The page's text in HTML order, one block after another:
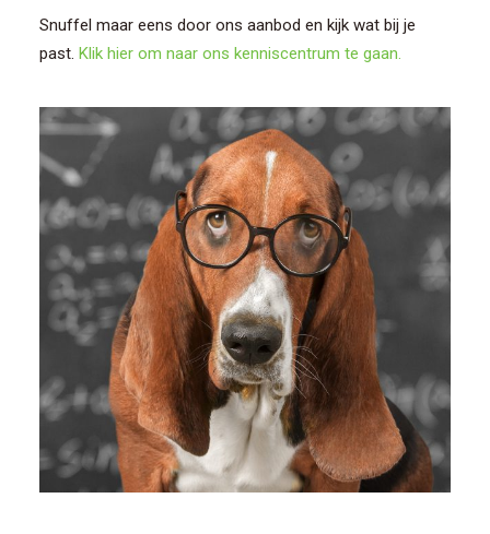
Snuffel maar eens door ons aanbod en kijk wat bij je
past. Klik hier om naar ons kenniscentrum te gaan.